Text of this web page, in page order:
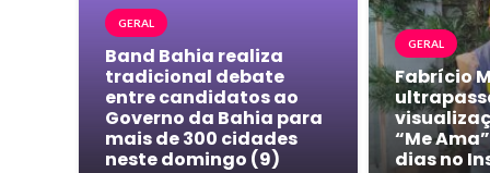
GERAL
Band Bahia realiza
tradicional debate
entre candidatos ao
Governo da Bahia para
mais de 300 cidades
neste domingo (9)
GERAL
Fabrício
“Me
dias no